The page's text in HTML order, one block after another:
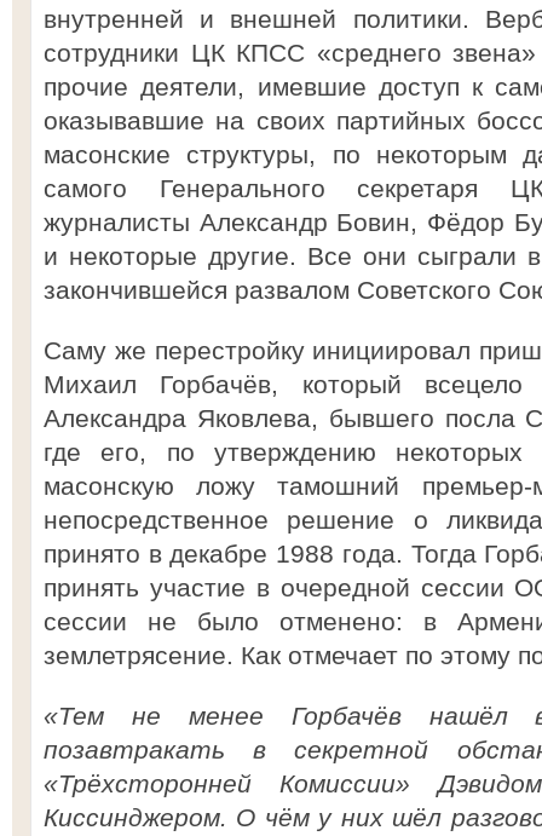
внутренней и внешней политики.
сотрудники ЦК КПСС «среднего
прочие деятели, имевшие доступ к
оказывавшие на своих партийных
масонские структуры, по некоторым
самого Генерального
журналисты Александр Бовин, Фёдор
и некоторые другие. Все они сыграли
закончившейся развалом Советского
Саму же перестройку инициировал
Михаил Горбачёв, который
Александра Яковлева, бывшего посла
где его, по утверждению некоторых
масонскую ложу тамошний
непосредственное решение о
принято в декабре 1988 года. Тогда
принять участие в очередной сессии
сессии не было отменено: в
землетрясение. Как отмечает по этому
«Тем не менее Горбачёв
позавтракать в секретной
«Трёхсторонней Комиссии»
Киссинджером. О чём у них шёл